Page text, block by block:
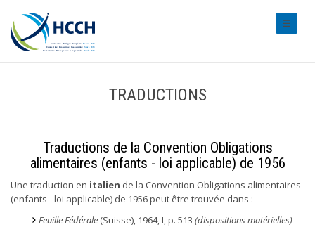
TRADUCTIONS
Traductions de la Convention Obligations
alimentaires (enfants - loi applicable) de 1956
Une traduction en italien de la Convention Obligations alimentaires
(enfants - loi applicable) de 1956 peut être trouvée dans :
Feuille Fédérale (Suisse), 1964, I, p. 513 (dispositions matérielles)